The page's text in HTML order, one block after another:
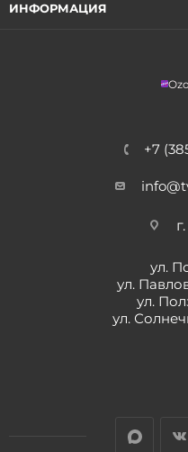
ИНФОРМАЦИЯ
+7
ул.
ул.
ул.
ул.